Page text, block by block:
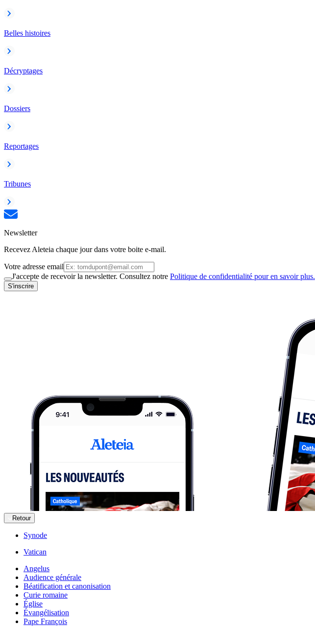
Belles histoires
Décryptages
Dossiers
Reportages
Tribunes
Newsletter
Recevez Aleteia chaque jour dans votre boite e-mail.
Votre adresse email
J'accepte de recevoir la newsletter. Consultez notre Politique de confidentialité pour en savoir plus.
S'inscrire
Retour
Synode
Vatican
Angelus
Audience générale
Béatification et canonisation
Curie romaine
Église
Évangélisation
Pape François